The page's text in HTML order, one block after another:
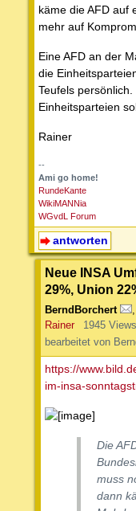
käme die AFD auf
mehr auf
Eine AFD an der
die
Teufels
Einheitsparteien
Rainer
--
Ami go home!
RundeKante
WikiMANNia
WGvdL Forum
antworten
Neue INSA
29%, Union
BerndBorchert
Rainer
1945 Views
bearbeitet von
https://
im-insa-
Die
muss
dann